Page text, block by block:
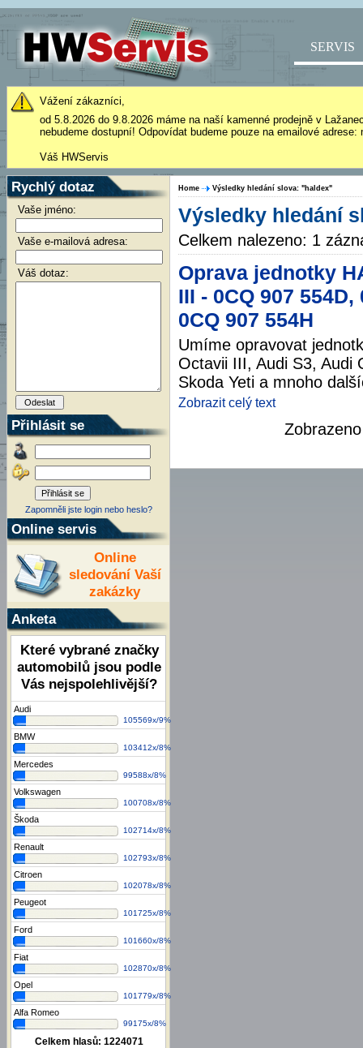
SERVIS
Vážení zákazníci,
od 5.8.2026 do 9.8.2026 máme na naší kamenné prodejně v
nebudeme dostupní! Odpovídat budeme pouze na emailové
Váš HWServis
Rychlý dotaz
Vaše jméno:
Vaše e-mailová adresa:
Váš dotaz:
Přihlásit se
Zapomněli jste login nebo heslo?
Online servis
Online
sledování Vaší
zakázky
Anketa
Které vybrané značky
automobilů jsou podle
Vás nejspolehlivější?
Audi
105569x/9%
BMW
103412x/8%
Mercedes
99588x/8%
Volkswagen
100708x/8%
Škoda
102714x/8%
Renault
102793x/8%
Citroen
102078x/8%
Peugeot
101725x/8%
Ford
101660x/8%
Fiat
102870x/8%
Opel
101779x/8%
Alfa Romeo
99175x/8%
Celkem hlasů: 1224071
Home Výsledky hledání slova: "haldex"
Výsledky hledání
Celkem nalezeno: 1
Oprava jednotky
III - 0CQ 907 554D,
0CQ 907 554H
Umíme opravovat
Octavii III, Audi S3, Audi
Skoda Yeti a mnoho
Zobrazit celý text